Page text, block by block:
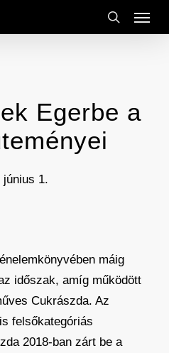
search
Menu
Egerbe a
június 1.
máig
időszak, amíg működött
Cukrászda. Az
felsőkategóriás
2018-ban zárt be a